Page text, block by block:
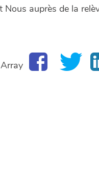
Nous auprès de la
Array